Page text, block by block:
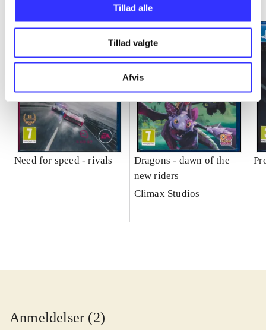
Tillad alle
Tillad valgte
Afvis
Need for speed - rivals
Dragons - dawn of the
new riders
Climax Studios
Anmeldelser (2)